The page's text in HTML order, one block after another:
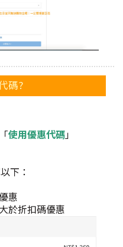
碼?
使用優惠代碼」
下：
優惠
於折扣碼優惠